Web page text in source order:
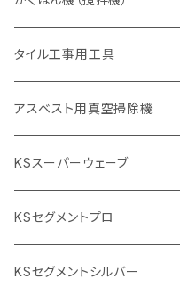
355mm（14インチ）
本体
電動切断機
本体
ダイヤモンドホイール
ブリック＆ブロック用切断機
穴あけ用工具
タイルニッパー
プロ用鏝（こて）
本体
低速回転
高速回転
付属品
撹拌羽根
撹拌軸
タイル工事用工具
手動工具
押し切り（手動切断機
押し切り替え刃（手動切断機替え刃
電動工具
電動切断機
タイルパッチ（ビブラート
アスベスト用真空掃除機
KSスーパーウェーブ
105mm（4インチ）
125ｍｍ（5インチ）
KSセグメントプロ
105mm（4インチ）
KSセグメントシルバー